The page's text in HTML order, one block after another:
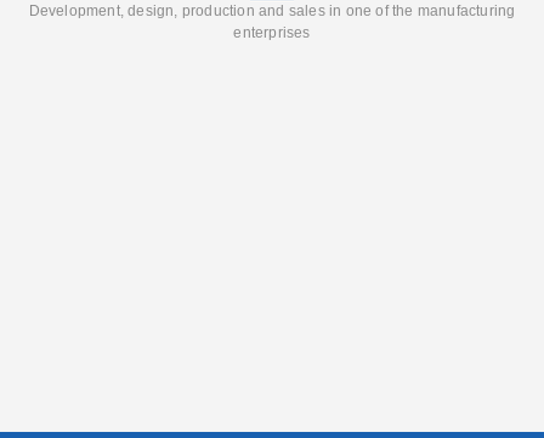
Development, design, production and sales in one of the manufacturing
enterprises